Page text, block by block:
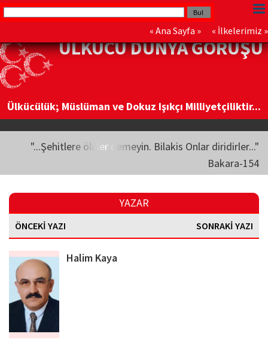
« Ana Sayfa » « İlkelerimiz »
ÜLKÜCÜ DÜNYA GÖRÜŞÜ
Ülkücülük; Müslüman ve Dokuz Işıkçı Milliyetçiliktir...
"...Şehitlere ölüler demeyin. Bilakis Onlar diridirler..."
Bakara-154
YAZAR
ÖNCEKİ YAZI SONRAKİ YAZI
Halim Kaya